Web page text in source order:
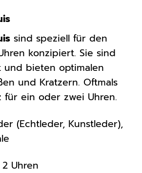
sind speziell für den
konzipiert. Sie sind
und bieten optimalen
und Kratzern. Oftmals
für ein oder zwei Uhren.
(Echtleder, Kunstleder),
Uhren